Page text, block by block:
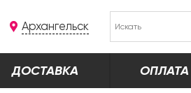
Архангельск
ДОСТАВКА ОПЛАТА